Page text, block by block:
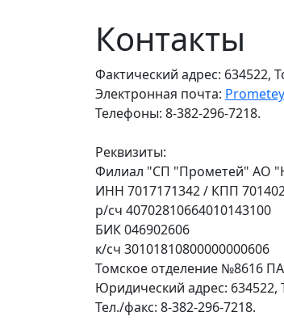
Контакты
Фактический адрес: 634522,
Электронная почта:
Телефоны: 8-382-296-7218.
Реквизиты:
Филиал "СП "Прометей" АО
ИНН 7017171342 / КПП
р/сч 40702810664010143100
БИК 046902606
к/сч 30101810800000000606
Томское отделение №8616
Юридический адрес: 634522,
Тел./факс: 8-382-296-7218.